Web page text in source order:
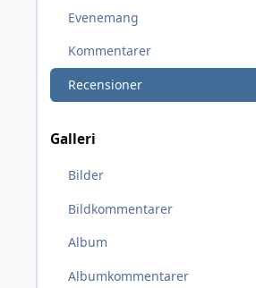
Evenemang
Kommentarer
Recensioner
Galleri
Bilder
Bildkommentarer
Album
Albumkommentarer